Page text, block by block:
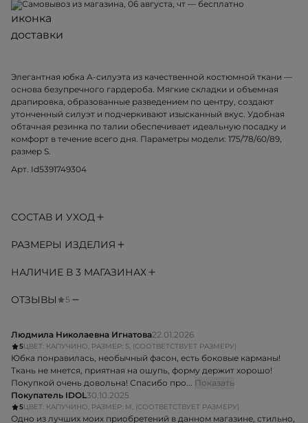
Самовывоз из магазина, 06 августа, чт — бесплатно
Элегантная юбка А-силуэта из качественной костюмной ткани —
основа безупречного гардероба. Мягкие складки и объемная
драпировка, образованные разведением по центру, создают
утонченный силуэт и подчеркивают изысканный вкус. Удобная
обтачная резинка по талии обеспечивает идеальную посадку и
комфорт в течение всего дня. Параметры модели: 175/78/60/89,
размер S.
Арт. Id5391749304
СОСТАВ И УХОД
РАЗМЕРЫ ИЗДЕЛИЯ
НАЛИЧИЕ В 3 МАГАЗИНАХ
ОТЗЫВЫ 5
Людмила Николаевна Игнатова22.01.2026
5ЦВЕТ: КАПУЧИНО, РАЗМЕР: S, (СООТВЕТСТВУЕТ РАЗМЕРУ)
Юбка понравилась, необычный фасон, есть боковые карманы!
Ткань не мнется, приятная на ошупь, форму держит хорошо!
Покупкой очень довольна! Спасибо про... Показать
Покупатель IDOL30.10.2025
5ЦВЕТ: КАПУЧИНО, РАЗМЕР: M, (СООТВЕТСТВУЕТ РАЗМЕРУ)
Одно из лучших моих приобретений в данном магазине, стильно,